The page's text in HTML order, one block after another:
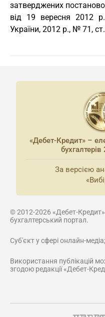
затверджених
від 19 вересня 2012
України, 2012 р., № 71,
«Дебет-Кредит» –
За версією
© 2012-2026 «Дебет-
бухгалтерський портал.
Суб'єкт у сфері онлайн-
Використання публікацій
згодою редакції «Дебет-